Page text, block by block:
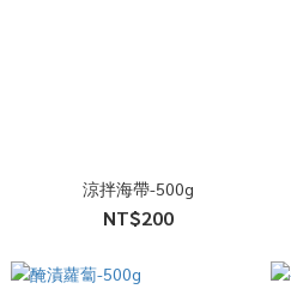
涼拌海帶-500g
NT$200